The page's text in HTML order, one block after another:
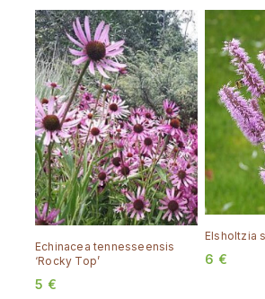
Echinacea tennesseensis
‘Rocky Top’
5 €
Elsholtzia
6 €